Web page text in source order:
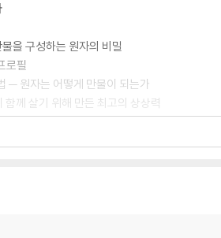
을 구성하는 원자의 비밀
로필
─ 원자는 어떻게 만물이 되는가
께 살기 위해 만든 최고의 상상력
─ 지구 에너지의 근원을 찾아서